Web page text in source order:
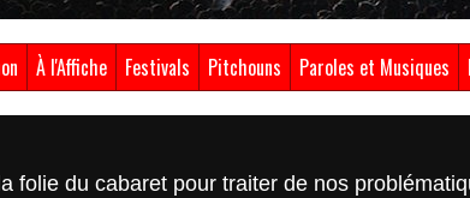
À l'Affiche Festivals Pitchouns Paroles et Musiques
folie du cabaret pour traiter de nos